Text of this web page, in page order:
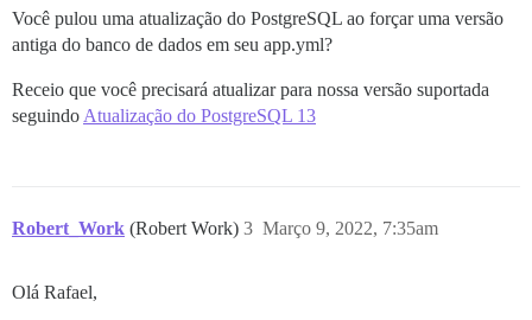
Você pulou uma atualização do PostgreSQL ao forçar uma versão
antiga do banco de dados em seu app.yml?
Receio que você precisará atualizar para nossa versão suportada
seguindo Atualização do PostgreSQL 13
Robert_Work (Robert Work) Março 9, 2022, 7:35am
3
Olá Rafael,